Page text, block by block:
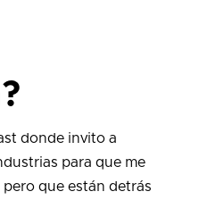
donde invito a
para que me
que están detrás